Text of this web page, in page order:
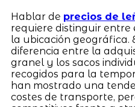
Hablar de precios de
requiere distinguir
la ubicación geográfica.
diferencia entre la
granel y los sacos
recogidos para la
han mostrado una
costes de transporte,